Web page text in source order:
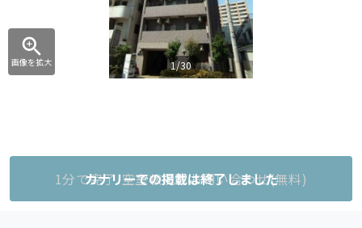
画像を拡大 1/30
1分で完了!空室状況をお問い合わせ(無料)
カナリーでの掲載は終了しました